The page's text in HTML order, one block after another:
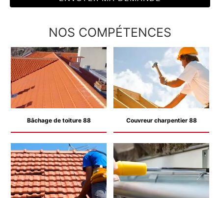
NOS COMPÉTENCES
Bâchage de toiture 88 Couvreur charpentier 88